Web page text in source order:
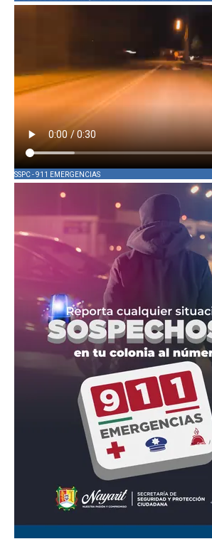
SSPC - 911 EMERGENCIAS